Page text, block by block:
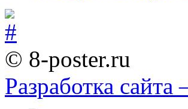
© 8-poster.ru
Разработка